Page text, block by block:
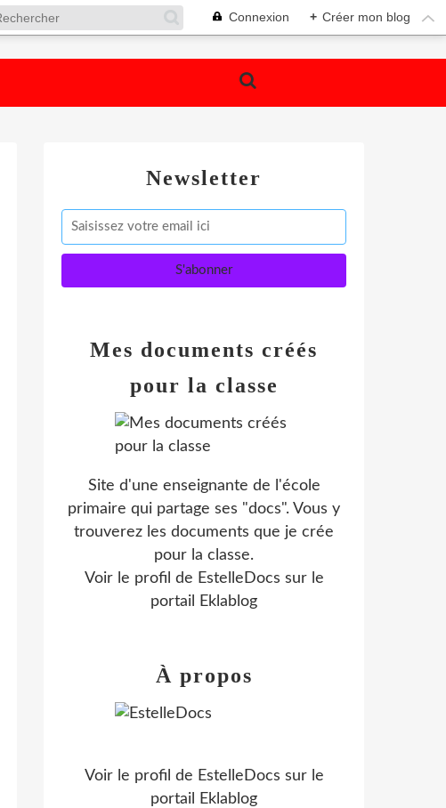
Connexion + Créer mon blog
Newsletter
Mes documents créés
pour la classe
Site d'une enseignante de l'école
primaire qui partage ses "docs". Vous y
trouverez les documents que je crée
pour la classe.
Voir le profil de EstelleDocs sur le
portail Eklablog
À propos
Voir le profil de EstelleDocs sur le
portail Eklablog